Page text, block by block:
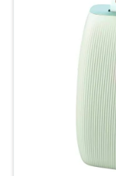
Se você preferir
os resultados em uma
para
para uma
ESPECIFICAÇÕES